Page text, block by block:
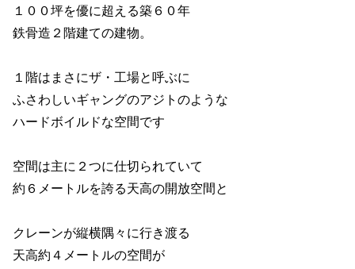
１００坪を優に超える築６０年
鉄骨造２階建ての建物。
１階はまさにザ・工場と呼ぶに
ふさわしいギャングのアジトのような
ハードボイルドな空間です
空間は主に２つに仕切られていて
約６メートルを誇る天高の開放空間と
クレーンが縦横隅々に行き渡る
天高約４メートルの空間が